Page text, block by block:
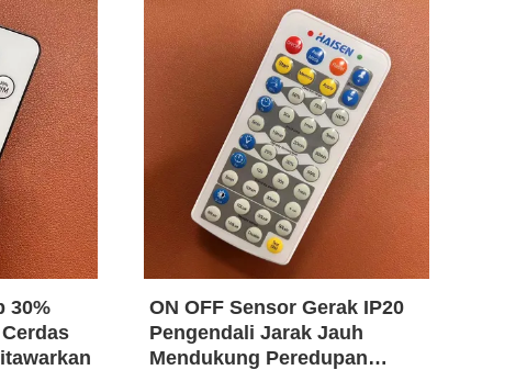
30%
ON OFF Sensor Gerak IP20
Pengendali Jarak Jauh
Mendukung Peredupan